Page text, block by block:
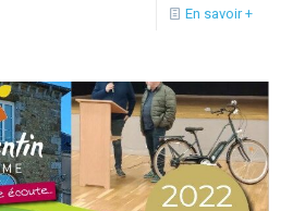
En savoir +